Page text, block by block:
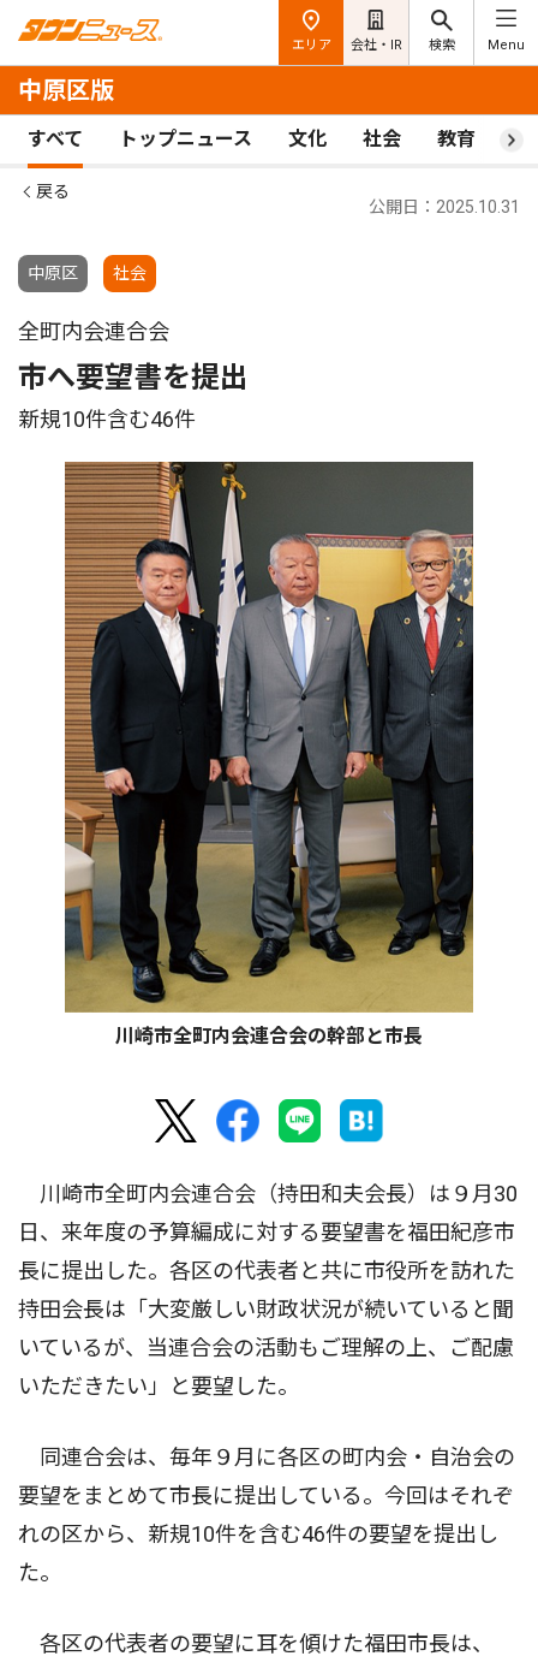
エリア 会社・IR 検索 Menu
中原区版
すべて トップニュース 文化 社会 教育 ス
戻る
中原区 社会
公開日：2025.10.31
全町内会連合会
市へ要望書を提出
新規10件含む46件
川崎市全町内会連合会の幹部と市長
川崎市全町内会連合会（持田和夫会長）は９月30
日、来年度の予算編成に対する要望書を福田紀彦市
長に提出した。各区の代表者と共に市役所を訪れた
持田会長は「大変厳しい財政状況が続いていると聞
いているが、当連合会の活動もご理解の上、ご配慮
いただきたい」と要望した。
同連合会は、毎年９月に各区の町内会・自治会の
要望をまとめて市長に提出している。今回はそれぞ
れの区から、新規10件を含む46件の要望を提出し
た。
各区の代表者の要望に耳を傾けた福田市長は、